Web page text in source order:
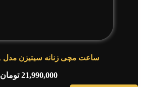
ساعت مچی زنانه سیتیزن مدل EU6073-53A
21,990,000 تومان